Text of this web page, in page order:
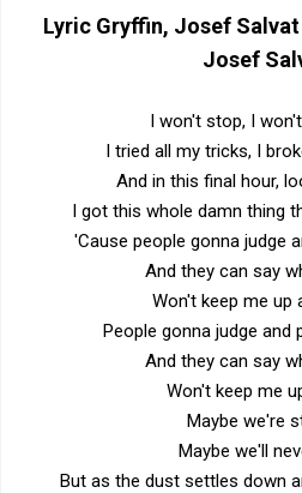
Lyric Gryffin, Josef
Josef
I won't stop, I
I tried all my tricks, I
And in this final hour,
I got this whole damn thing
'Cause people gonna judge
And they can say
Won't keep me up
People gonna judge and
And they can say
Won't keep me
Maybe we're
Maybe we'll
But as the dust settles down